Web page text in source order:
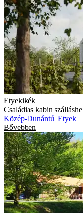
Etyekikék
Családias kabin
Közép-Dunántúl Etyek
Bővebben